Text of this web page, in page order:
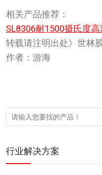
相关产品推荐：
SL8306耐1500摄氏度
转载请注明出处》世林
作者：游海
行业解决方案